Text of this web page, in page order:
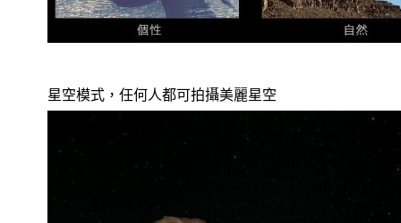
星空模式，任何人都可拍攝美麗星空